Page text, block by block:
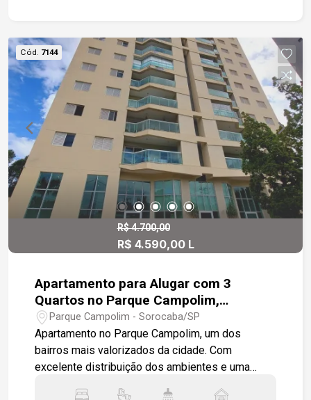
Cód. 7144
R$ 4.700,00
R$ 4.590,00 L
Apartamento para Alugar com 3
Quartos no Parque Campolim,
Sorocaba/SP
Parque Campolim - Sorocaba/SP
Apartamento no Parque Campolim, um dos
bairros mais valorizados da cidade. Com
excelente distribuição dos ambientes e uma